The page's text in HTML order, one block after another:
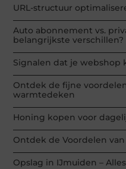
URL-structuur
Auto abonnement vs.
belangrijkste verschillen?
Signalen dat je webshop
Ontdek de fijne
warmtedeken
Honing kopen voor
Ontdek de Voordelen
Opslag in IJmuiden –